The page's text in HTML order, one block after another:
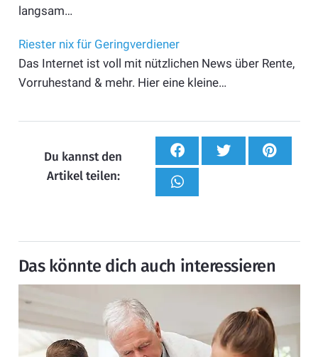
langsam…
Riester nix für Geringverdiener
Das Internet ist voll mit nützlichen News über Rente,
Vorruhestand & mehr. Hier eine kleine…
Du kannst den
Artikel teilen:
Das könnte dich auch interessieren